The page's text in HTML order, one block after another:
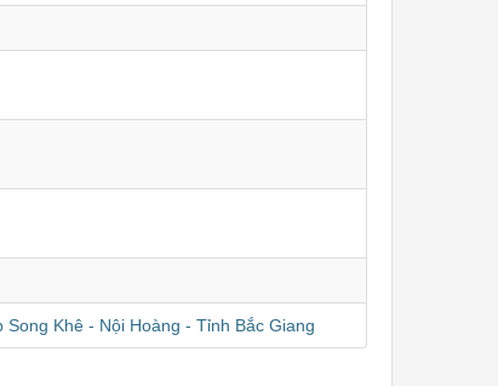
Song Khê - Nội Hoàng - Tỉnh Bắc Giang